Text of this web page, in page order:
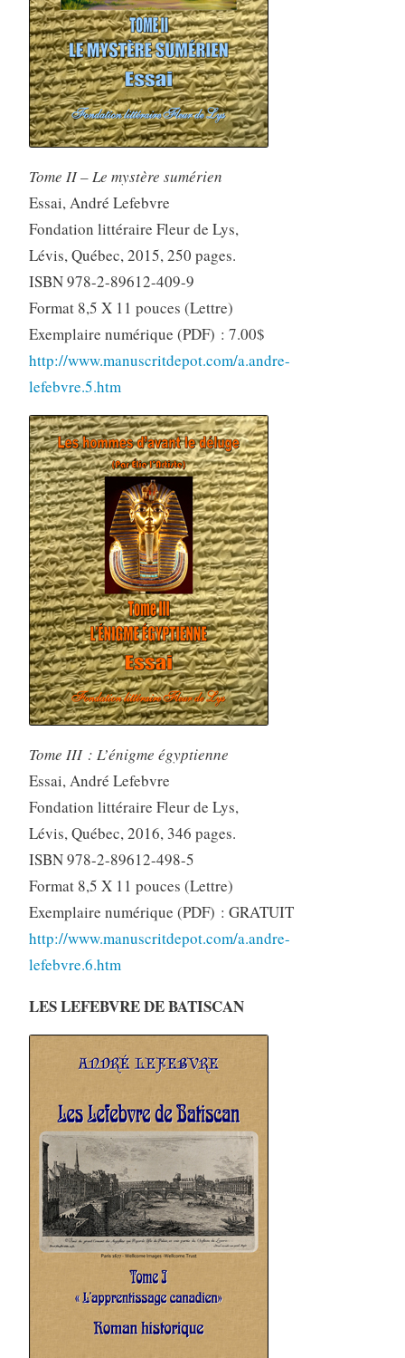
Tome II – Le mystère sumérien
Essai, André Lefebvre
Fondation littéraire Fleur de Lys,
Lévis, Québec, 2015, 250 pages.
ISBN 978-2-89612-409-9
Format 8,5 X 11 pouces (Lettre)
Exemplaire numérique (PDF) : 7.00$
http://www.manuscritdepot.com/a.andre-
lefebvre.5.htm
Tome III : L’énigme égyptienne
Essai, André Lefebvre
Fondation littéraire Fleur de Lys,
Lévis, Québec, 2016, 346 pages.
ISBN 978-2-89612-498-5
Format 8,5 X 11 pouces (Lettre)
Exemplaire numérique (PDF) : GRATUIT
http://www.manuscritdepot.com/a.andre-
lefebvre.6.htm
LES LEFEBVRE DE BATISCAN